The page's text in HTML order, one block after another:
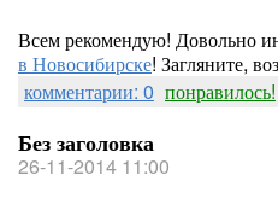
Всем рекомендую! Довольно
в Новосибирске! Загляните,
комментарии: 0 понравилось!
Без заголовка
26-11-2014 11:00